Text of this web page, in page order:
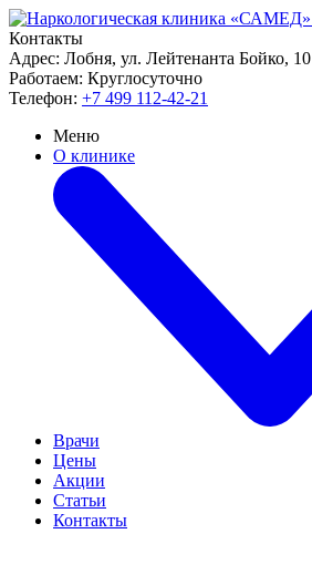
Контакты
Адрес: Лобня, ул. Лейтенанта Бойко, 10
Работаем: Круглосуточно
Телефон: +7 499 112-42-21
Меню
О клинике
Врачи
Цены
Акции
Статьи
Контакты